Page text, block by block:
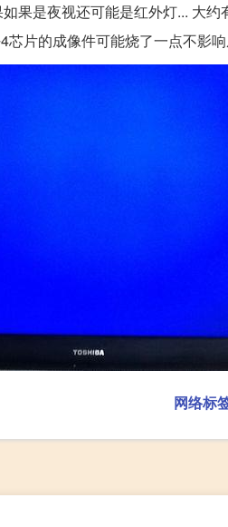
果是夜视还可能是红外灯... 大
芯片的成像件可能烧了一点不影
网络标